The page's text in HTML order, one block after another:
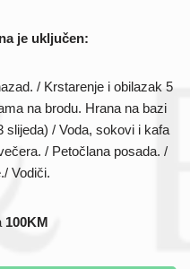
je uključen:
/ Krstarenje i obilazak 5
na brodu. Hrana na bazi
slijeda) / Voda, sokovi i kafa
/ Petočlana posada. /
Vodiči.
100KM